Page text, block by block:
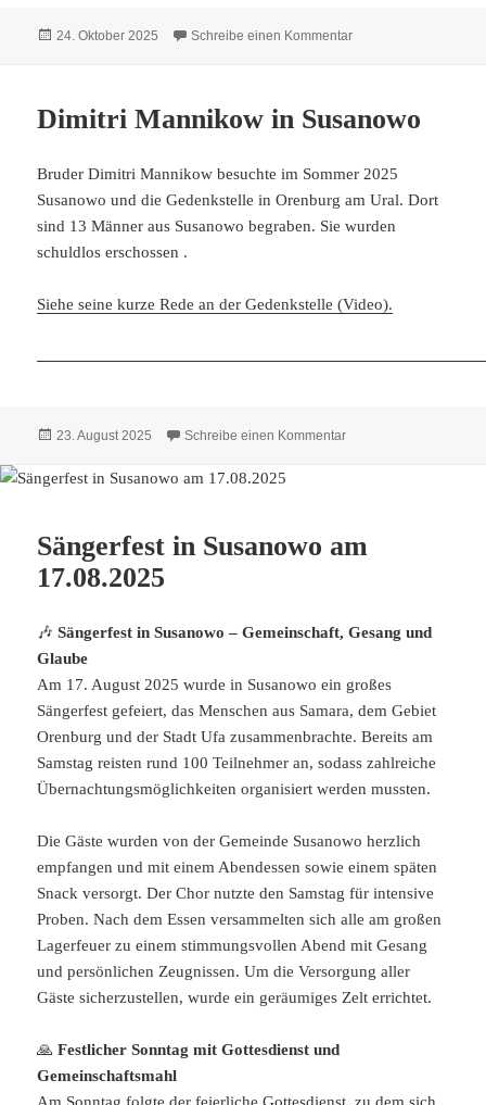
Veröffentlicht
24. Oktober 2025 Schreibe einen Kommentarzu Hildebrandt
Dimitri Mannikow in Susanowo
Bruder Dimitri Mannikow besuchte im Sommer 2025
Susanowo und die Gedenkstelle in Orenburg am Ural. Dort
sind 13 Männer aus Susanowo begraben. Sie wurden
schuldlos erschossen .
Siehe seine kurze Rede an der Gedenkstelle (Video).
Veröffentlicht
23. August 2025 Schreibe einen Kommentarzu Dimitri Mannikow in
Sängerfest in Susanowo am
17.08.2025
🎶Sängerfest in Susanowo – Gemeinschaft, Gesang und
Glaube
Am 17. August 2025 wurde in Susanowo ein großes
Sängerfest gefeiert, das Menschen aus Samara, dem Gebiet
Orenburg und der Stadt Ufa zusammenbrachte. Bereits am
Samstag reisten rund 100 Teilnehmer an, sodass zahlreiche
Übernachtungsmöglichkeiten organisiert werden mussten.
Die Gäste wurden von der Gemeinde Susanowo herzlich
empfangen und mit einem Abendessen sowie einem späten
Snack versorgt. Der Chor nutzte den Samstag für intensive
Proben. Nach dem Essen versammelten sich alle am großen
Lagerfeuer zu einem stimmungsvollen Abend mit Gesang
und persönlichen Zeugnissen. Um die Versorgung aller
Gäste sicherzustellen, wurde ein geräumiges Zelt errichtet.
🙏Festlicher Sonntag mit Gottesdienst und
Gemeinschaftsmahl